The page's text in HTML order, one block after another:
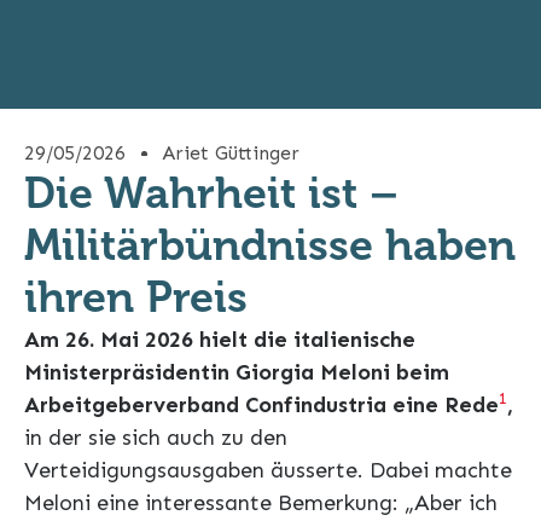
29/05/2026 Ariet Güttinger
Die Wahrheit ist –
Militärbündnisse haben
ihren Preis
Am 26. Mai 2026 hielt die italienische
Ministerpräsidentin Giorgia Meloni beim
Arbeitgeberverband Confindustria eine Rede1,
in der sie sich auch zu den
Verteidigungsausgaben äusserte. Dabei machte
Meloni eine interessante Bemerkung: „Aber ich